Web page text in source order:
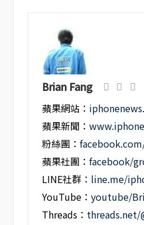
Brian Fang
蘋果網站：
蘋果新聞：
粉絲團：
蘋果社團：facebook/
LINE社群： line.me/
YouTube：youtube/
Threads： threads.net/